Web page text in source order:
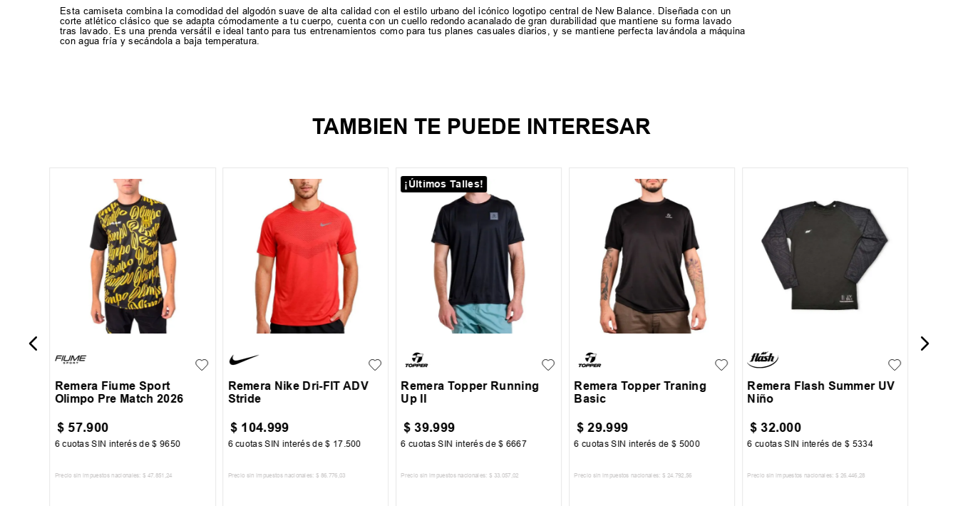
Esta camiseta combina la comodidad del algodón suave de alta calidad con el estilo urbano del icónico logotipo central de New Balance. Diseñada con un
corte atlético clásico que se adapta cómodamente a tu cuerpo, cuenta con un cuello redondo acanalado de gran durabilidad que mantiene su forma lavado
tras lavado. Es una prenda versátil e ideal tanto para tus entrenamientos como para tus planes casuales diarios, y se mantiene perfecta lavándola a máquina
con agua fría y secándola a baja temperatura.
TAMBIEN TE PUEDE INTERESAR
Remera Fiume Sport
Olimpo Pre Match 2026
$ 57.900
6 cuotas SIN interés de$ 9650
Precio sin impuestos nacionales: $ 47.851 ,24
L
M XL
Remera Nike Dri-FIT ADV
Stride
$ 104.999
6 cuotas SIN interés de$ 17 .500
Precio sin impuestos nacionales: $ 86.776 ,03
¡Últimos Talles!
L
M XL
Remera Topper Running
Up II
$ 39.999
6 cuotas SIN interés de$ 6667
Precio sin impuestos nacionales: $ 33.057 ,02
L
M XL XXL
Remera Topper Traning
Basic
$ 29.999
6 cuotas SIN interés de$ 5000
Precio sin impuestos nacionales: $ 24.792 ,56
Remera Flash Summer UV
Niño
$ 32.000
6 cuotas SIN interés de$ 5334
Precio sin impuestos nacionales: $ 26.446 ,28